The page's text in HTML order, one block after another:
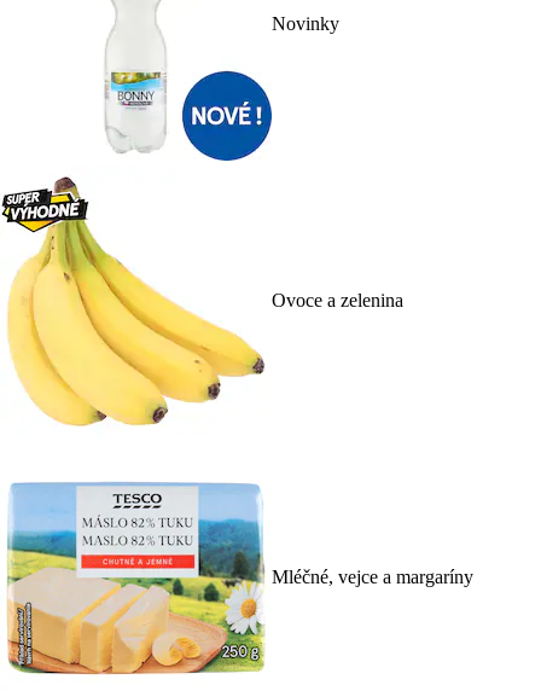
Novinky
Ovoce a zelenina
Mléčné, vejce a margaríny